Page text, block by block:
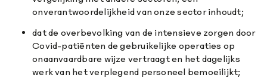
onverantwoordelijkheid van onze sector inhoudt;
dat de overbevolking van de intensieve zorgen door
Covid-patiënten de gebruikelijke operaties op
onaanvaardbare wijze vertraagt en het dagelijks
werk van het verplegend personeel bemoeilijkt;